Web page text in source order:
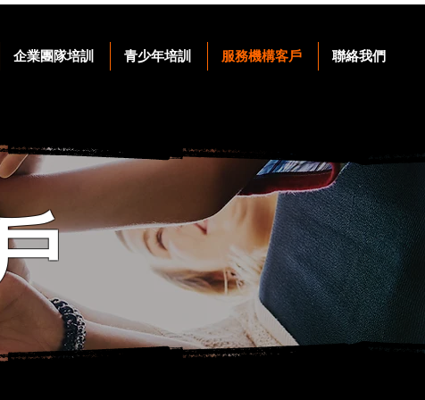
企業團隊培訓 青少年培訓 服務機構客戶 聯絡我們